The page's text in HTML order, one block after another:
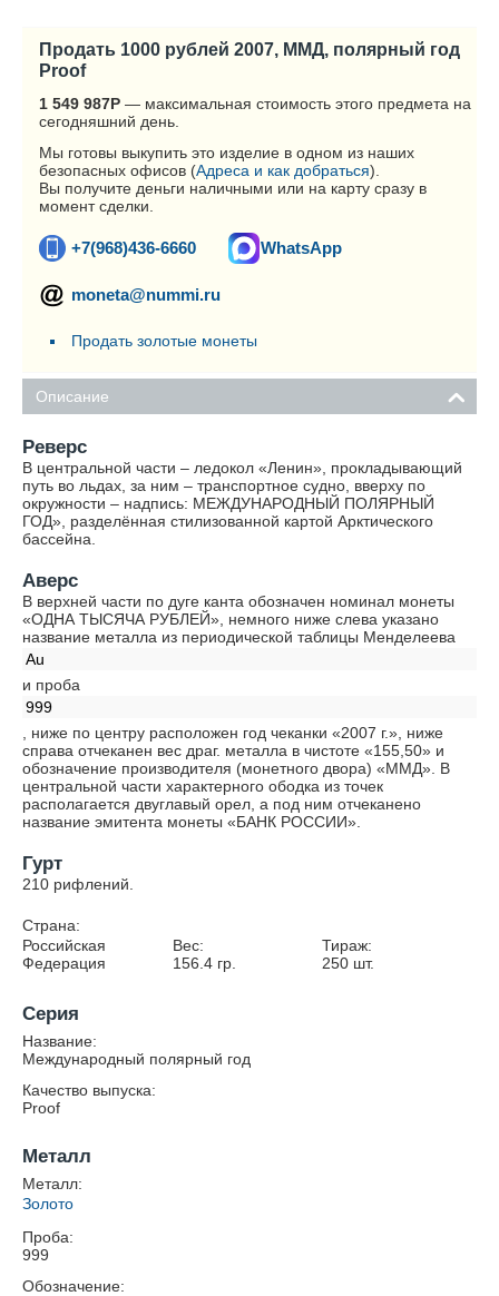
Продать 1000 рублей 2007, ММД, полярный год
Proof
1 549 987Р — максимальная стоимость этого предмета на
сегодняшний день.
Мы готовы выкупить это изделие в одном из наших
безопасных офисов (Адреса и как добраться).
Вы получите деньги наличными или на карту сразу в
момент сделки.
+7(968)436-6660 WhatsApp
moneta@nummi.ru
Продать золотые монеты
Описание
Реверс
В центральной части – ледокол «Ленин», прокладывающий
путь во льдах, за ним – транспортное судно, вверху по
окружности – надпись: МЕЖДУНАРОДНЫЙ ПОЛЯРНЫЙ
ГОД», разделённая стилизованной картой Арктического
бассейна.
Аверс
В верхней части по дуге канта обозначен номинал монеты
«ОДНА ТЫСЯЧА РУБЛЕЙ», немного ниже слева указано
название металла из периодической таблицы Менделеева
Au
и проба
999
, ниже по центру расположен год чеканки «2007 г.», ниже
справа отчеканен вес драг. металла в чистоте «155,50» и
обозначение производителя (монетного двора) «ММД». В
центральной части характерного ободка из точек
располагается двуглавый орел, а под ним отчеканено
название эмитента монеты «БАНК РОССИИ».
Гурт
210 рифлений.
Страна:
Российская
Федерация
Вес:
156.4гр.
Тираж:
250 шт.
Серия
Название:
Международный полярный год
Качество выпуска:
Proof
Металл
Металл:
Золото
Проба:
999
Обозначение: